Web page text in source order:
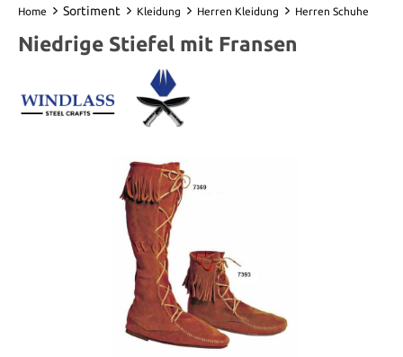
Home Sortiment Kleidung Herren Kleidung Herren Schuhe
Niedrige Stiefel mit Fransen